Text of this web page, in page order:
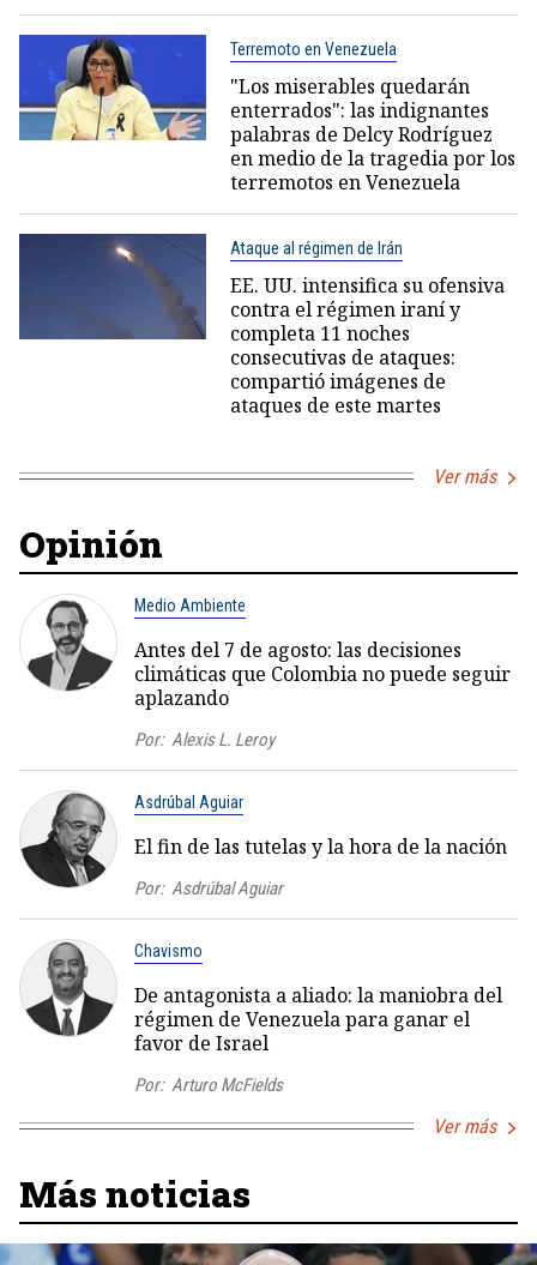
Terremoto en Venezuela
"Los miserables quedarán
enterrados": las indignantes
palabras de Delcy Rodríguez
en medio de la tragedia por los
terremotos en Venezuela
Ataque al régimen de Irán
EE. UU. intensifica su ofensiva
contra el régimen iraní y
completa 11 noches
consecutivas de ataques:
compartió imágenes de
ataques de este martes
Ver más
Opinión
Medio Ambiente
Antes del 7 de agosto: las decisiones
climáticas que Colombia no puede seguir
aplazando
Por: Alexis L. Leroy
Asdrúbal Aguiar
El fin de las tutelas y la hora de la nación
Por: Asdrúbal Aguiar
Chavismo
De antagonista a aliado: la maniobra del
régimen de Venezuela para ganar el
favor de Israel
Por: Arturo McFields
Ver más
Más noticias